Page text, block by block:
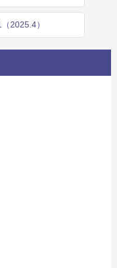
2025.4）